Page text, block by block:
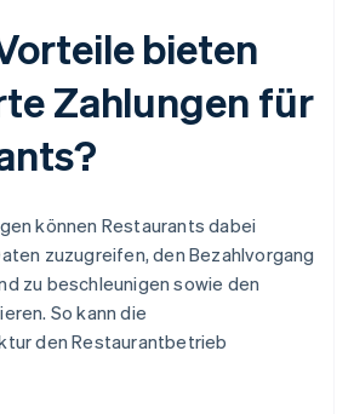
bieten
Zahlungen für
können Restaurants dabei
zuzugreifen, den Bezahlvorgang
zu beschleunigen sowie den
So kann die
den Restaurantbetrieb